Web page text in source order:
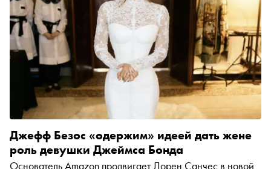
Джефф Безос «одержим» идеей дать жене
роль девушки Джеймса Бонда
Основатель Amazon продвигает Лорен Санчес в новой